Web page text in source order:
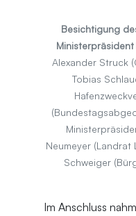
Besichtigung
Alexander Struck
Tobias
Neumeyer (Landrat
Schweiger
Im Anschluss